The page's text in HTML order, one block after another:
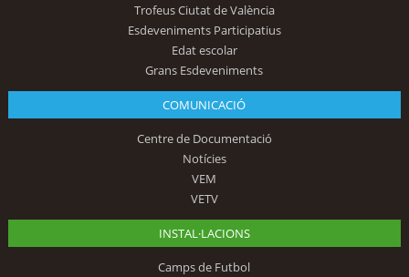
Trofeus Ciutat de València
Esdeveniments Participatius
Edat escolar
Grans Esdeveniments
COMUNICACIÓ
Centre de Documentació
Notícies
VEM
VETV
INSTAL·LACIONS
Camps de Futbol